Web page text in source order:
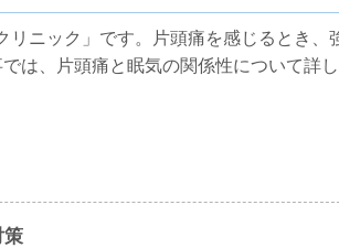
リニック」です。片頭痛を感じるとき、
は、片頭痛と眠気の関係性について詳
策